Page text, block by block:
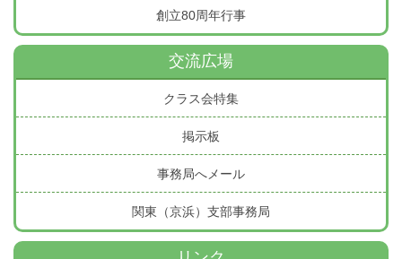
創立80周年行事
交流広場
クラス会特集
掲示板
事務局へメール
関東（京浜）支部事務局